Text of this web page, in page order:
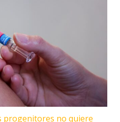
progenitores no quiere